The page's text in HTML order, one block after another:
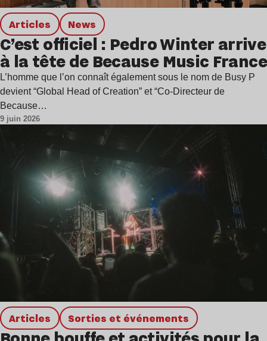
Articles news
C’est officiel : Pedro Winter arrive
à la tête de Because Music France
L’homme que l’on connaît également sous le nom de Busy P
devient “Global Head of Creation” et “Co-Directeur de
Because…
9 juin 2026
Articles Sorties et événements